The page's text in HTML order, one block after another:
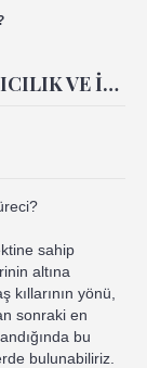
MICROBLADING İŞLEMINDE KALICILIK VE İYILEŞME SÜRECI?
sahip
altına
yönü,
sonraki en
bu
bulunabiliriz.